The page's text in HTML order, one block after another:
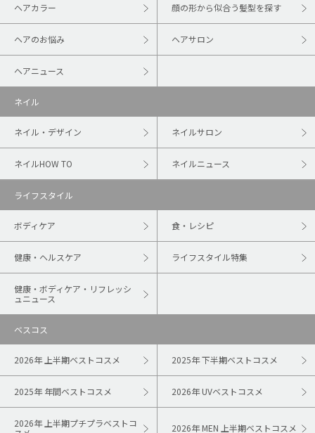
ヘアカラー 顔の形から似合う髪型を探す
ヘアのお悩み ヘアサロン
ヘアニュース
ネイル
ネイル・デザイン ネイルサロン
ネイルHOW TO ネイルニュース
ライフスタイル
ボディケア 食・レシピ
健康・ヘルスケア ライフスタイル特集
健康・ボディケア・リフレッシ
ュニュース
ベスコス
2026年 上半期ベストコスメ 2025年 下半期ベストコスメ
2025年 年間ベストコスメ 2026年 UVベストコスメ
2026年 上半期プチプラベストコ
2026年 MEN 上半期ベストコスメ